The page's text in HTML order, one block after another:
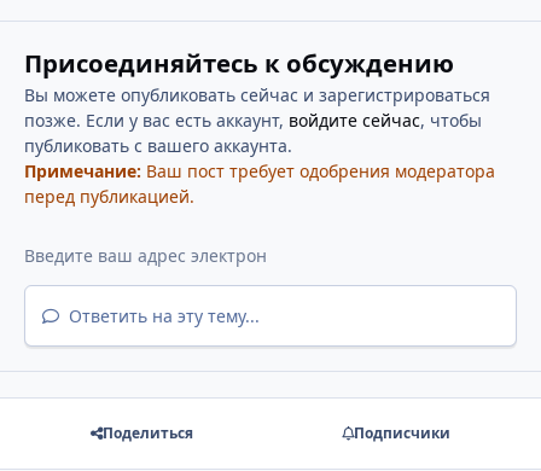
Присоединяйтесь к обсуждению
Вы можете опубликовать сейчас и зарегистрироваться
позже. Если у вас есть аккаунт, войдите сейчас, чтобы
публиковать с вашего аккаунта.
Примечание: Ваш пост требует одобрения модератора
перед публикацией.
Ответить на эту тему...
Поделиться Подписчики